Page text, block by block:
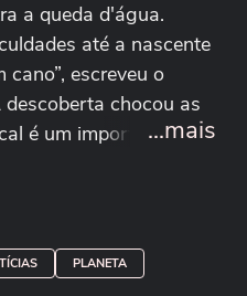
a queda d'água.
até a nascente
escreveu o
chocou as
é um importante
que o cano
...mais
PLANETA